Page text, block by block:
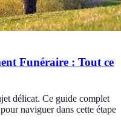
Funéraire : Tout ce
délicat. Ce guide complet
naviguer dans cette étape